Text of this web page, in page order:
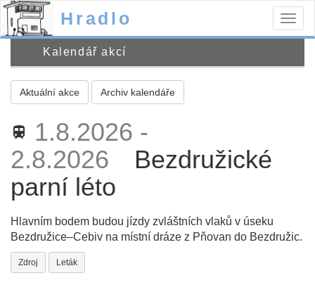
Hradlo
Kalendář akcí
Aktuální akce Archiv kalendáře
train
1.8.2026 -
2.8.2026
Bezdružické
parní léto
Hlavním bodem budou jízdy zvláštních vlaků v úseku
Bezdružice–Cebiv na místní dráze z Pňovan do Bezdružic.
Zdroj Leták